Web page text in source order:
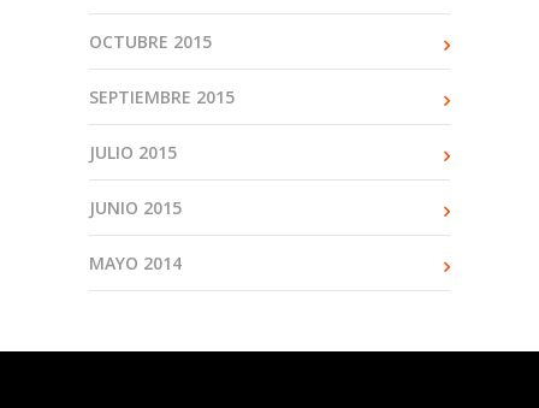
OCTUBRE 2015
SEPTIEMBRE 2015
JULIO 2015
JUNIO 2015
MAYO 2014